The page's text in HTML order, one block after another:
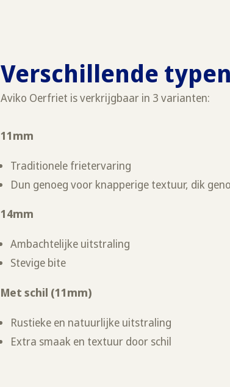
Verschillende
Aviko Oerfriet is verkrijgbaar in 3 varianten:
11mm
Traditionele frietervaring
Dun genoeg voor knapperige textuur, dik
14mm
Ambachtelijke uitstraling
Stevige bite
Met schil (11mm)
Rustieke en natuurlijke uitstraling
Extra smaak en textuur door schil